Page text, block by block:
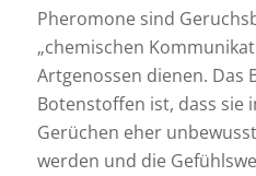
Pheromone sind
„chemischen
Artgenossen dienen. Das
Botenstoffen ist, dass sie
Gerüchen eher
werden und die